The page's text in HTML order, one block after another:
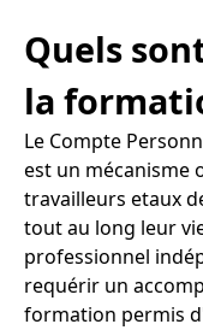
Quels
la
Le Compte
est un mécanisme
travailleurs etaux
tout au long leur
professionnel
requérir un
formation permis